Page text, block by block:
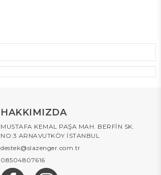
HAKKIMIZDA
MUSTAFA KEMAL PAŞA MAH. BERFİN SK.
NO:3 ARNAVUTKÖY İSTANBUL
destek@slazenger.com.tr
08504807616